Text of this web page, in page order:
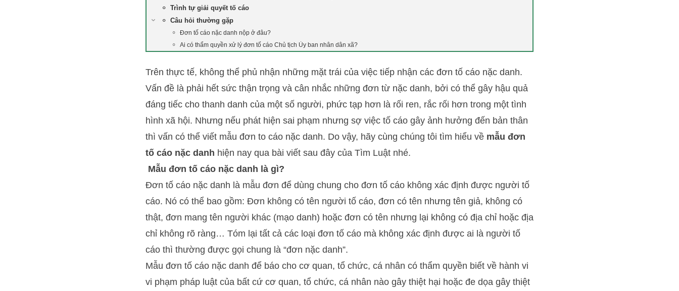
Trình tự giải quyết tố cáo
Câu hỏi thường gặp
Đơn tố cáo nặc danh nộp ở đâu?
Ai có thẩm quyền xử lý đơn tố cáo Chủ tịch Ủy ban nhân dân xã?
Trên thực tế, không thể phủ nhận những mặt trái của việc tiếp nhận các đơn tố cáo nặc danh.
Vấn đề là phải hết sức thận trọng và cân nhắc những đơn từ nặc danh, bởi có thể gây hậu quả
đáng tiếc cho thanh danh của một số người, phức tạp hơn là rối ren, rắc rối hơn trong một tình
hình xã hội. Nhưng nếu phát hiện sai phạm nhưng sợ việc tố cáo gây ảnh hưởng đến bản thân
thì vấn có thể viết mẫu đơn to cáo nặc danh. Do vậy, hãy cùng chúng tôi tìm hiểu về mẫu đơn
tố cáo nặc danh hiện nay qua bài viết sau đây của Tìm Luật nhé.
Mẫu đơn tố cáo nặc danh là gì?
Đơn tố cáo nặc danh là mẫu đơn để dùng chung cho đơn tố cáo không xác định được người tố
cáo. Nó có thể bao gồm: Đơn không có tên người tố cáo, đơn có tên nhưng tên giả, không có
thật, đơn mang tên người khác (mạo danh) hoặc đơn có tên nhưng lại không có địa chỉ hoặc địa
chỉ không rõ ràng… Tóm lại tất cả các loại đơn tố cáo mà không xác định được ai là người tố
cáo thì thường được gọi chung là “đơn nặc danh”.
Mẫu đơn tố cáo nặc danh để báo cho cơ quan, tổ chức, cá nhân có thẩm quyền biết về hành vi
vi phạm pháp luật của bất cứ cơ quan, tổ chức, cá nhân nào gây thiệt hại hoặc đe dọa gây thiệt